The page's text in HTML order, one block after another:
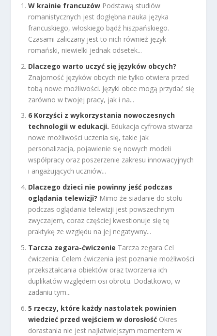
W krainie francuzów Podstawą studiów
romanistycznych jest dogłębna nauka języka
francuskiego, włoskiego bądź hiszpańskiego.
Czasami zaliczany jest to nich również język
romański, niewielki jednak odsetek...
Dlaczego warto uczyć się języków obcych?
Znajomość języków obcych nie tylko otwiera przed
tobą nowe możliwości. Języki obce mogą przydać się
zarówno w twojej pracy, jak i na...
6 Korzyści z wykorzystania nowoczesnych
technologii w edukacji. Edukacja cyfrowa stwarza
nowe możliwości uczenia się, takie jak
personalizacja, pojawienie się nowych modeli
współpracy oraz poszerzenie zakresu innowacyjnych
i angażujących uczniów...
Dlaczego dzieci nie powinny jeść podczas
oglądania telewizji? Mimo że siadanie do stołu
podczas oglądania telewizji jest powszechnym
zwyczajem, coraz częściej kwestionuje się tę
praktykę ze względu na jej negatywny...
Tarcza zegara-ćwiczenie Tarcza zegara Cel
ćwiczenia: Celem ćwiczenia jest poznanie możliwości
przekształcania obiektów oraz tworzenia ich
duplikatów względem osi obrotu. Dodatkowo, w
zadaniu tym...
5 rzeczy, które każdy nastolatek powinien
wiedzieć przed wejściem w dorosłość Okres
dorastania nie jest najłatwiejszym momentem w